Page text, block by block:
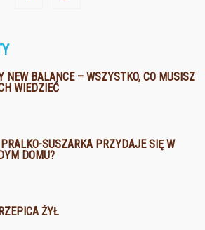
NEW BALANCE – WSZYSTKO, CO MUSISZ
WIEDZIEĆ
SUSZARKA PRZYDAJE SIĘ W
DOMU?
ŻYŁ